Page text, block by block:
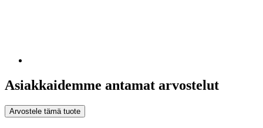
Asiakkaidemme antamat arvostelut
Arvostele tämä tuote